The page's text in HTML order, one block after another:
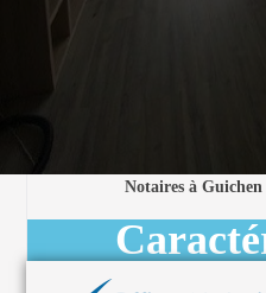
Notaires à